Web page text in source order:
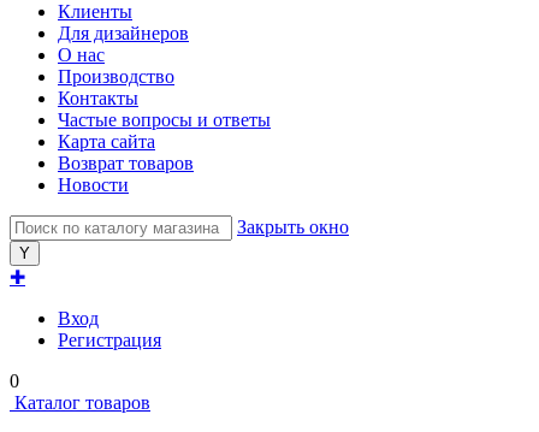
Клиенты
Для дизайнеров
О нас
Производство
Контакты
Частые вопросы и ответы
Карта сайта
Возврат товаров
Новости
Закрыть окно
✚
Вход
Регистрация
0
Каталог товаров